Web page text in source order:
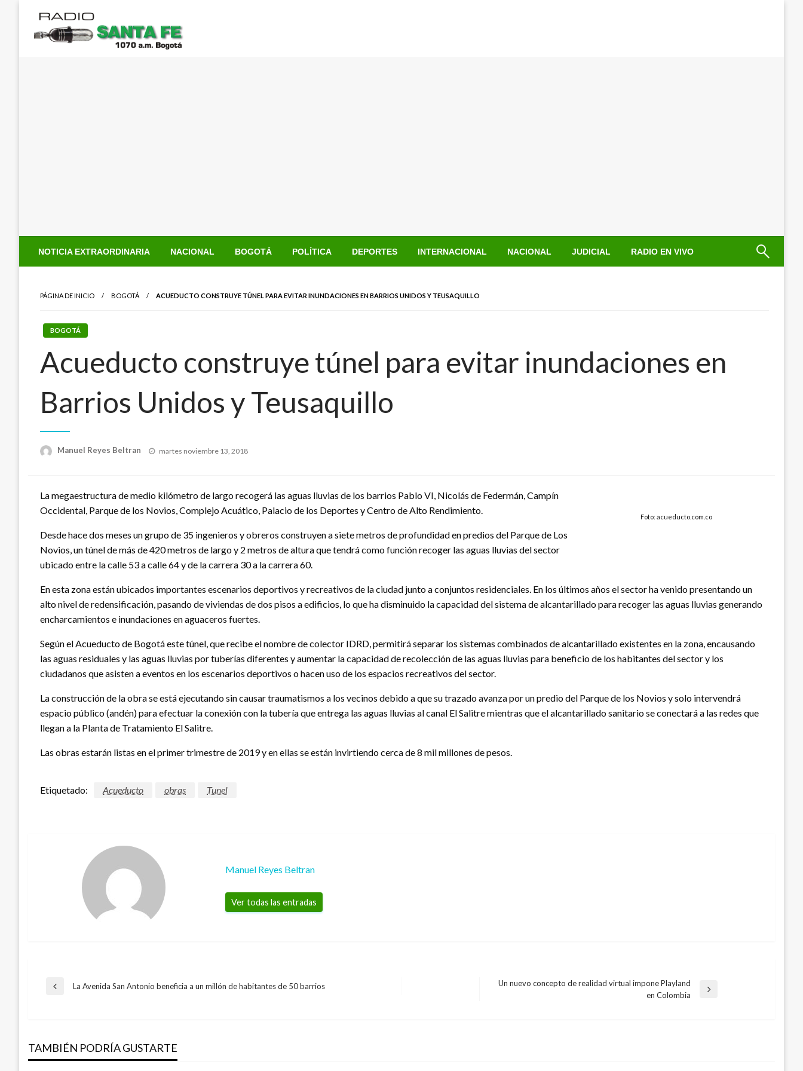
contenido
NOTICIA EXTRAORDINARIA NACIONAL BOGOTÁ POLÍTICA DEPORTES INTERNACIONAL NACIONAL JUDICIAL RADIO EN VIVO
PÁGINA DE INICIO BOGOTÁ ACUEDUCTO CONSTRUYE TÚNEL PARA EVITAR INUNDACIONES EN BARRIOS UNIDOS Y TEUSAQUILLO
BOGOTÁ
Acueducto construye túnel para evitar inundaciones en
Barrios Unidos y Teusaquillo
Manuel Reyes Beltran
Publicado
martes noviembre 13, 2018
Foto: acueducto.com.co
La megaestructura de medio kilómetro de largo recogerá las aguas lluvias de los barrios Pablo VI, Nicolás de Federmán, Campín
Occidental, Parque de los Novios, Complejo Acuático, Palacio de los Deportes y Centro de Alto Rendimiento.
Desde hace dos meses un grupo de 35 ingenieros y obreros construyen a siete metros de profundidad en predios del Parque de Los
Novios, un túnel de más de 420 metros de largo y 2 metros de altura que tendrá como función recoger las aguas lluvias del sector
ubicado entre la calle 53 a calle 64 y de la carrera 30 a la carrera 60.
En esta zona están ubicados importantes escenarios deportivos y recreativos de la ciudad junto a conjuntos residenciales. En los últimos años el sector ha venido presentando un
alto nivel de redensificación, pasando de viviendas de dos pisos a edificios, lo que ha disminuido la capacidad del sistema de alcantarillado para recoger las aguas lluvias generando
encharcamientos e inundaciones en aguaceros fuertes.
Según el Acueducto de Bogotá este túnel, que recibe el nombre de colector IDRD, permitirá separar los sistemas combinados de alcantarillado existentes en la zona, encausando
las aguas residuales y las aguas lluvias por tuberías diferentes y aumentar la capacidad de recolección de las aguas lluvias para beneficio de los habitantes del sector y los
ciudadanos que asisten a eventos en los escenarios deportivos o hacen uso de los espacios recreativos del sector.
La construcción de la obra se está ejecutando sin causar traumatismos a los vecinos debido a que su trazado avanza por un predio del Parque de los Novios y solo intervendrá
espacio público (andén) para efectuar la conexión con la tubería que entrega las aguas lluvias al canal El Salitre mientras que el alcantarillado sanitario se conectará a las redes que
llegan a la Planta de Tratamiento El Salitre.
Las obras estarán listas en el primer trimestre de 2019 y en ellas se están invirtiendo cerca de 8 mil millones de pesos.
Etiquetado: Acueducto obras Tunel
Manuel Reyes Beltran
Ver todas las entradas
Navegación
entradas
Entrada
La Avenida San Antonio beneficia a un millón de habitantes de 50 barrios
Un nuevo concepto de realidad virtual impone Playland
en Colombia
TAMBIÉN PODRÍA GUSTARTE